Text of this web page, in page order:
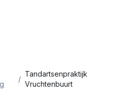
/
Tandartsenpraktijk
Vruchtenbuurt